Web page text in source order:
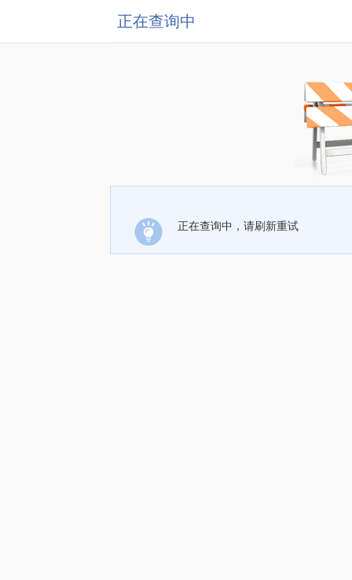
正在查询中
正在查询中，请刷新重试